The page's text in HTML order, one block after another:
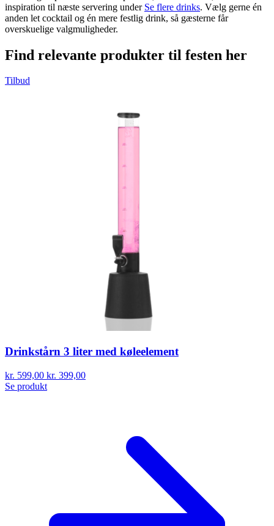
inspiration til næste servering under Se flere drinks. Vælg gerne én
anden let cocktail og én mere festlig drink, så gæsterne får
overskuelige valgmuligheder.
Find relevante produkter til festen her
Tilbud
Drinkstårn 3 liter med køleelement
kr. 599,00 kr. 399,00
Se produkt